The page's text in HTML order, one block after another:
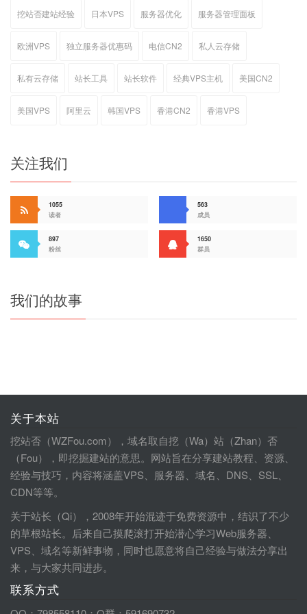
挖站否建站经验 日本VPS 服务器优化 服务器管理面板
欧洲VPS 独立服务器优惠码 电信CN2 私人云存储
私有云存储 站长工具 站长软件 经典VPS主机 美国CN2
美国VPS 阿里云 韩国VPS 香港CN2 香港VPS
关注我们
1055
读者
563
成员
897
粉丝
1650
群员
我们的故事
关于本站
挖站否（WZFou.com），域名取自挖（Wa）站（Zhan）否
（Fou），即挖掘建站的意思。网站旨在分享建站教程、资源、
经验与技巧，内容将涵盖VPS、服务器、域名、DNS、SSL、
CDN等等。
关于站长（Qi），2008年开始混迹于免费资源中，结识了不少
的草根站长。后来自己摸爬滚打开始潜心学习Web服务器、
VPS、域名等新鲜事物，同时也愿意将自己经验与做法分享出
来，与大家共同进步。
联系方式